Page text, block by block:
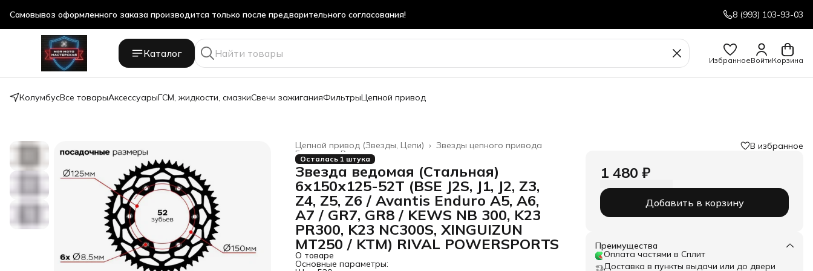
Самовывоз оформленного заказа производится только после предварительного согласования!
Самовывоз оформленного заказа производится только после предварительного согласования!
8 (993) 103-93-03
Каталог
ИзбранноеВойтиКорзина
КолумбусВсе товарыАксессуарыГСМ, жидкости, смазкиСвечи зажиганияФильтрыЦепной привод
Звезды цепного привода
Цепной привод (Звезды, Цепи) ›
Все товары
Главная ›
Осталась 1 штука
Звезда ведомая (Стальная)
6х150х125-52T (BSE J2S, J1, J2, Z3,
Z4, Z5, Z6 / Avantis Enduro A5, A6,
A7 / GR7, GR8 / KEWS NB 300, K23
PR300, K23 NC300S, XINGUIZUN
MT250 / KTM) RIVAL POWERSPORTS
О товаре
Основные параметры:
В избранное
1 480 ₽
Добавить в корзину
Преимущества
Оплата частями в Сплит
Доставка в пункты выдачи или до двери